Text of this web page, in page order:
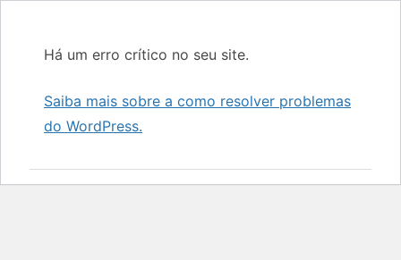
Há um erro crítico no seu site.
Saiba mais sobre a como resolver problemas
do WordPress.